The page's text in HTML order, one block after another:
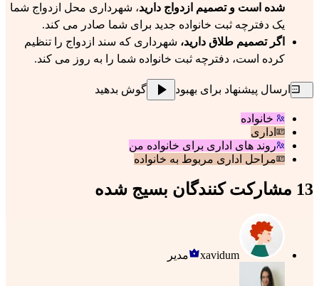
شده است و تصمیم ازدواج دارید، شهرداری محل ازدواج شما
یک دفترچه ثبت خانواده جدید برای شما صادر می کند.
اگر تصمیم طلاق دارید، شهرداری که سند ازدواج را تنظیم
کرده است، دفترچه ثبت خانواده شما را به روز می کند.
ارسال پیشنهاد برای بهبود گوش بدهید
خانواده
اداری
روند های اداری برای خانواده من
مراحل اداری مربوط به خانواده
13 مشارکت کنندگان بسیج شده
xavidum مدیر